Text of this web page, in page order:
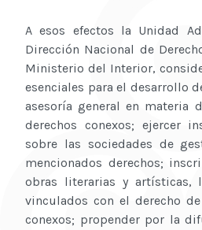
A esos efectos la Unidad
Dirección Nacional de
Ministerio del Interior,
esenciales para el desarrollo
asesoría general en materia
derechos conexos; ejercer
sobre las sociedades de
mencionados derechos;
obras literarias y artísticas,
vinculados con el derecho
conexos; propender por la